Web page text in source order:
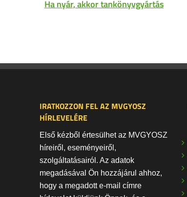
Ha nyár, akkor tankönyvgyártás
IRATKOZZON FEL AZ MVGYOSZ
HÍRLEVELÉRE
Első kézből értesülhet az MVGYOSZ
híreiről, eseményeiről,
szolgáltatásairól. Az adatok
megadásával Ön hozzájárul ahhoz,
hogy a megadott e-mail címre